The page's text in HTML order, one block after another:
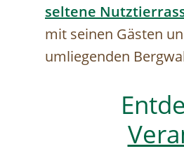
seltene
mit seinen Gästen
umliegenden